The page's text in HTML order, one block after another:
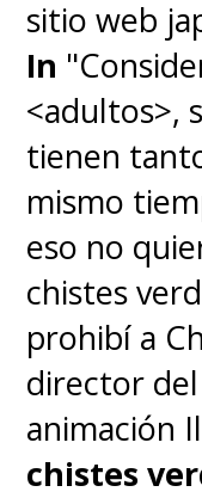
sitio web
In
<adultos>,
tienen
mismo
eso no
chistes
prohibí a
director
animación
chistes